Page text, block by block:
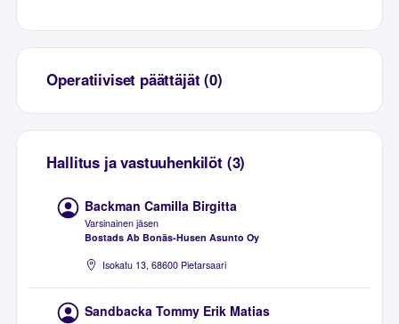
Operatiiviset päättäjät (0)
Hallitus ja vastuuhenkilöt (3)
Backman Camilla Birgitta
Varsinainen jäsen
Bostads Ab Bonäs-Husen Asunto Oy
Isokatu 13, 68600 Pietarsaari
Sandbacka Tommy Erik Matias